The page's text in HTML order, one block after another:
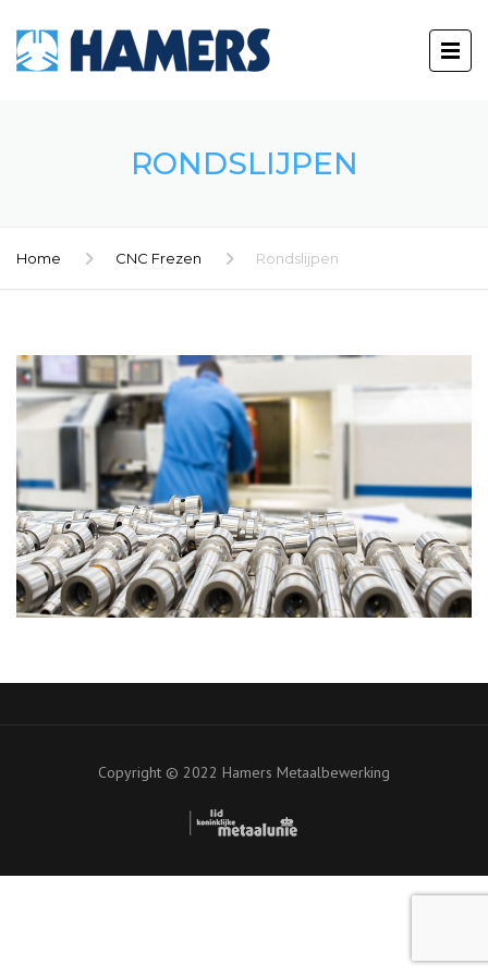
RONDSLIJPEN
Home CNC Frezen Rondslijpen
Copyright © 2022 Hamers Metaalbewerking